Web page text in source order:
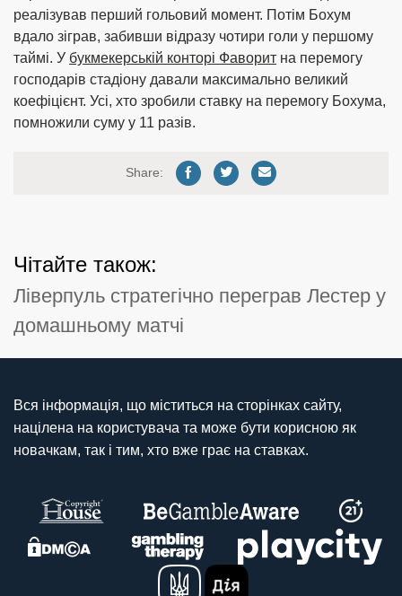
реалізував перший гольовий момент. Потім Бохум
вдало зіграв, забивши відразу чотири голи у першому
таймі. У букмекерській конторі Фаворит на перемогу
господарів стадіону давали максимально великий
коефіцієнт. Усі, хто зробили ставку на перемогу Бохума,
помножили суму у 11 разів.
Share:
Чітайте також:
Ліверпуль стратегічно переграв Лестер у
домашньому матчі
Вся інформація, що міститься на сторінках сайту,
націлена на користувача та може бути корисною як
новачкам, так і тим, хто вже грає на ставках.